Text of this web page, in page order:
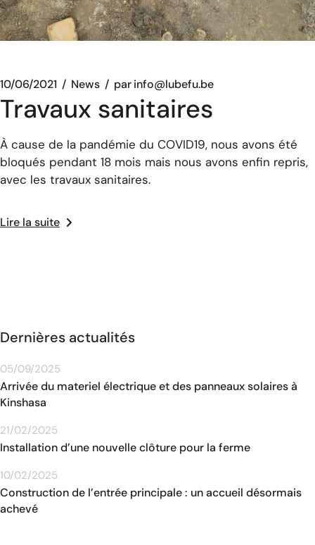
10/06/2021 News parinfo@lubefu.be
Travaux sanitaires
À cause de la pandémie du COVID19, nous avons été
bloqués pendant 18 mois mais nous avons enfin repris,
avec les travaux sanitaires.
Lire la suite
Dernières actualités
Arrivée du materiel électrique et des panneaux solaires à
Kinshasa
05/09/2025
Installation d’une nouvelle clôture pour la ferme
21/02/2025
Construction de l’entrée principale : un accueil désormais
achevé
10/02/2025